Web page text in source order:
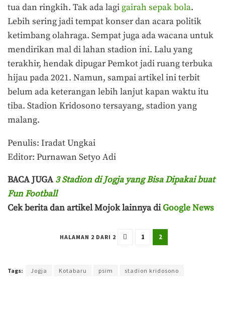
tua dan ringkih. Tak ada lagi gairah sepak bola.
Lebih sering jadi tempat konser dan acara politik
ketimbang olahraga. Sempat juga ada wacana untuk
mendirikan mal di lahan stadion ini. Lalu yang
terakhir, hendak dipugar Pemkot jadi ruang terbuka
hijau pada 2021. Namun, sampai artikel ini terbit
belum ada keterangan lebih lanjut kapan waktu itu
tiba. Stadion Kridosono tersayang, stadion yang
malang.
Penulis: Iradat Ungkai
Editor: Purnawan Setyo Adi
BACA JUGA3 Stadion di Jogja yang Bisa Dipakai buat
Fun Football
Cek berita dan artikel Mojok lainnya diGoogle News
HALAMAN 2 DARI 2 1 2
Tags: Jogja Kotabaru psim stadion kridosono